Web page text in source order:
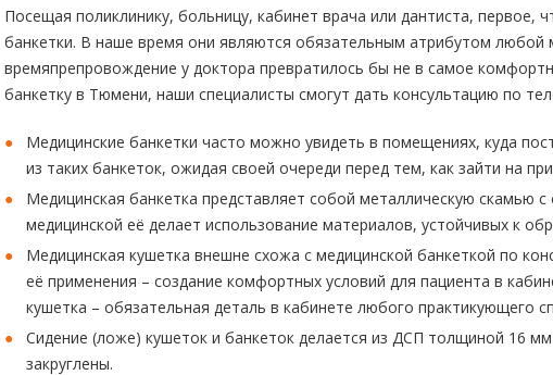
Посещая поликлинику, больницу, кабинет врача или дантиста, первое,
банкетки. В наше время они являются обязательным атрибутом любой
времяпрепровождение у доктора превратилось бы не в самое
банкетку в Тюмени, наши специалисты смогут дать консультацию по
Медицинские банкетки часто можно увидеть в помещениях, куда
из таких банкеток, ожидая своей очереди перед тем, как зайти на
Медицинская банкетка представляет собой металлическую скамью
медицинской её делает использование материалов, устойчивых к
Медицинская кушетка внешне схожа с медицинской банкеткой по
её применения – создание комфортных условий для пациента в
кушетка – обязательная деталь в кабинете любого практикующего
Сидение (ложе) кушеток и банкеток делается из ДСП толщиной 16
закруглены.